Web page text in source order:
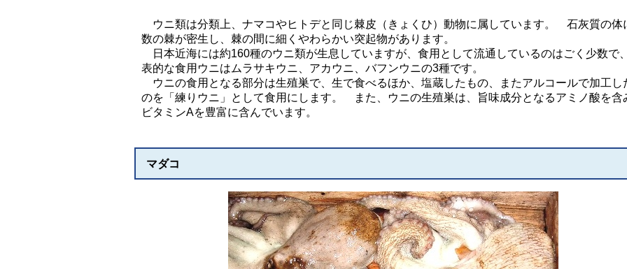
ウニ類は分類上、ナマコやヒトデと同じ棘皮（きょくひ）動物に属しています。 石灰質の体
数の棘が密生し、棘の間に細くやわらかい突起物があります。
日本近海には約160種のウニ類が生息していますが、食用として流通しているのはごく少数で
表的な食用ウニはムラサキウニ、アカウニ、バフンウニの3種です。
ウニの食用となる部分は生殖巣で、生で食べるほか、塩蔵したもの、またアルコールで加工し
のを「練りウニ」として食用にします。 また、ウニの生殖巣は、旨味成分となるアミノ酸を含
ビタミンAを豊富に含んでいます。
マダコ